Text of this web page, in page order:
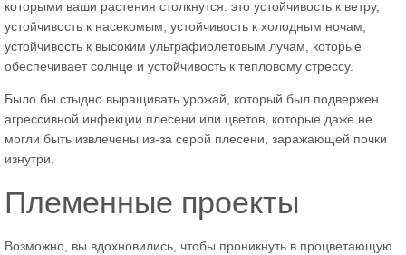
которыми ваши растения столкнутся: это устойчивость к ветру,
устойчивость к насекомым, устойчивость к холодным ночам,
устойчивость к высоким ультрафиолетовым лучам, которые
обеспечивает солнце и устойчивость к тепловому стрессу.
Было бы стыдно выращивать урожай, который был подвержен
агрессивной инфекции плесени или цветов, которые даже не
могли быть извлечены из-за серой плесени, заражающей почки
изнутри.
Племенные проекты
Возможно, вы вдохновились, чтобы проникнуть в процветающую